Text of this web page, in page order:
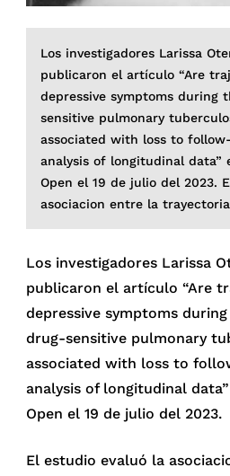
Los investigadores Larissa
publicaron el artículo “Are
depressive symptoms
sensitive pulmonary
associated with loss to
analysis of longitudinal data”
Open el 19 de julio del 2023.
asociacion entre la
Los investigadores Larissa
publicaron el artículo “Are
depressive symptoms
drug-sensitive pulmonary
associated with loss to
analysis of longitudinal
Open el 19 de julio del 2023.
El estudio evaluó la